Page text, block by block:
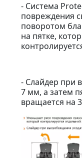
- Система
повреждения
поворотом
на пятке,
- Слайдер при
7 мм, а затем
вращается на